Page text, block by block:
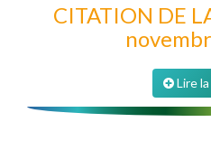
CITATION DE
Lire